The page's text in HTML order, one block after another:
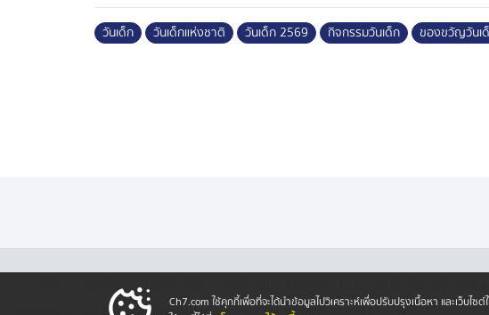
วันเด็ก วันเด็กแห่งชาติ วันเด็ก 2569 กิจกรรมวันเด็ก ของขวัญวันเ
Copyright © 2026 Bangkok Broadcasting & T.V. Co.,Ltd. All rights reserved
Ch7.com ใช้คุกกี้เพื่อที่จะได้นำข้อมูลไปวิเคราะห์เพื่อปรับปรุงเนื้อหา และเว็